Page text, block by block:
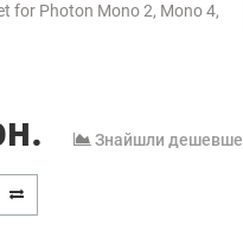
for Photon Mono 2, Mono 4,
Знайшли дешевше